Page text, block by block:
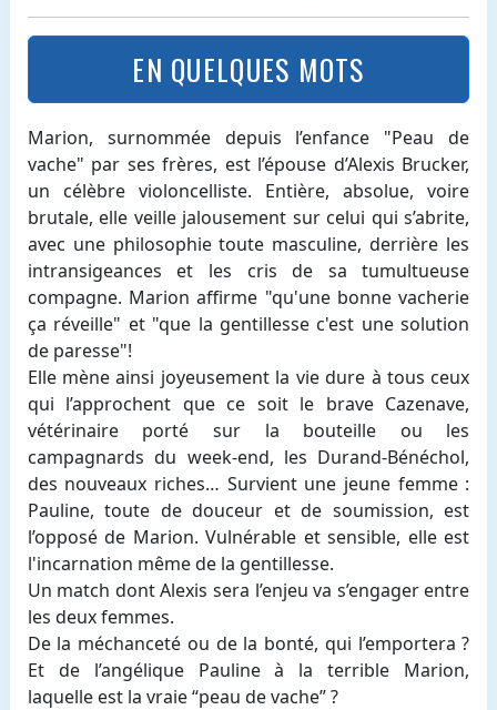
EN QUELQUES MOTS
Marion, surnommée depuis l’enfance "Peau de
vache" par ses frères, est l’épouse d’Alexis Brucker,
un célèbre violoncelliste. Entière, absolue, voire
brutale, elle veille jalousement sur celui qui s’abrite,
avec une philosophie toute masculine, derrière les
intransigeances et les cris de sa tumultueuse
compagne. Marion affirme "qu'une bonne vacherie
ça réveille" et "que la gentillesse c'est une solution
de paresse"!
Elle mène ainsi joyeusement la vie dure à tous ceux
qui l’approchent que ce soit le brave Cazenave,
vétérinaire porté sur la bouteille ou les
campagnards du week-end, les Durand-Bénéchol,
des nouveaux riches… Survient une jeune femme :
Pauline, toute de douceur et de soumission, est
l’opposé de Marion. Vulnérable et sensible, elle est
l'incarnation même de la gentillesse.
Un match dont Alexis sera l’enjeu va s’engager entre
les deux femmes.
De la méchanceté ou de la bonté, qui l’emportera ?
Et de l’angélique Pauline à la terrible Marion,
laquelle est la vraie “peau de vache” ?